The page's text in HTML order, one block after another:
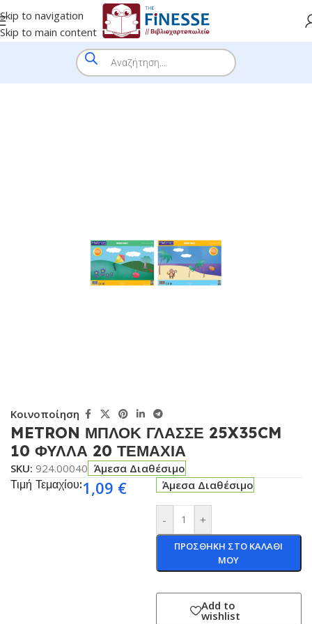
Skip to navigation
Skip to main content
BRANDS
Κοινοποίηση
METRON ΜΠΛΟΚ ΓΛΑΣΣΕ 25X35CM
10 ΦΥΛΛΑ 20 ΤΕΜΑΧΙΑ
SKU: 924.00040 Άμεσα Διαθέσιμο
Τιμή Τεμαχίου:1,09 € Άμεσα Διαθέσιμο
- +
ΠΡΟΣΘΗΚΗ ΣΤΟ ΚΑΛΑΘΙ
ΜΟΥ
Add to
wishlist